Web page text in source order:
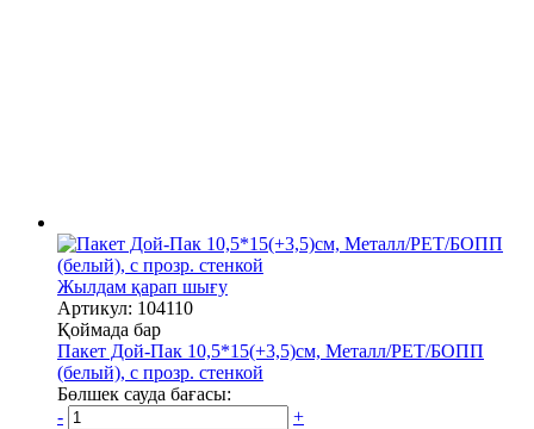
Жылдам қарап шығу
Артикул: 104110
Қоймада бар
Пакет Дой-Пак 10,5*15(+3,5)см, Металл/PET/БОПП
(белый), с прозр. стенкой
Бөлшек сауда бағасы:
-
+